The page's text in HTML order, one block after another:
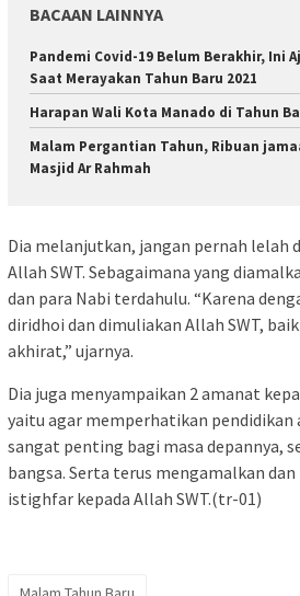
BACAAN LAINNYA
Pandemi Covid-19 Belum Berakhir, Ini
Saat Merayakan Tahun Baru 2021
Harapan Wali Kota Manado di Tahun
Malam Pergantian Tahun, Ribuan
Masjid Ar Rahmah
Dia melanjutkan, jangan pernah lelah
Allah SWT. Sebagaimana yang
dan para Nabi terdahulu. “Karena
diridhoi dan dimuliakan Allah SWT,
akhirat,” ujarnya.
Dia juga menyampaikan 2 amanat
yaitu agar memperhatikan pendidikan
sangat penting bagi masa depannya,
bangsa. Serta terus mengamalkan
istighfar kepada Allah SWT.(tr-01)